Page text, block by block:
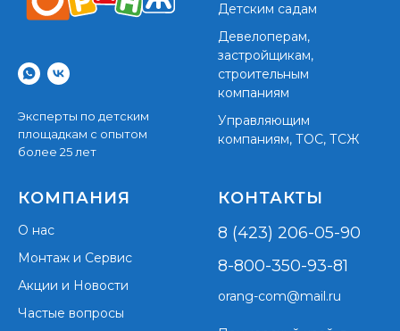
Эксперты по детским
площадкам с опытом
более 25 лет
Детским садам
Девелоперам,
застройщикам,
строительным
компаниям
Управляющим
компаниям, ТОС, ТСЖ
КОМПАНИЯ
О нас
Монтаж и Сервис
Акции и Новости
Частые вопросы
КОНТАКТЫ
8 (423) 206-05-90
8-800-350-93-81
orang-com@mail.ru